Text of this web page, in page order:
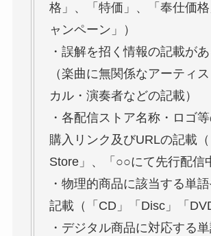
格」、「特価」、「奉仕価
ャンペーン」）
・誤解を招く情報の記載があ
（楽曲に無関係なアーティ
カル・演奏者などの記載）
・各配信ストア名称・ロゴ等
購入リンク及びURLの記載
Store」、「○○にて先行配信
・物理的商品に該当する単
記載（「CD」「Disc」「
・デジタル商品に対応する